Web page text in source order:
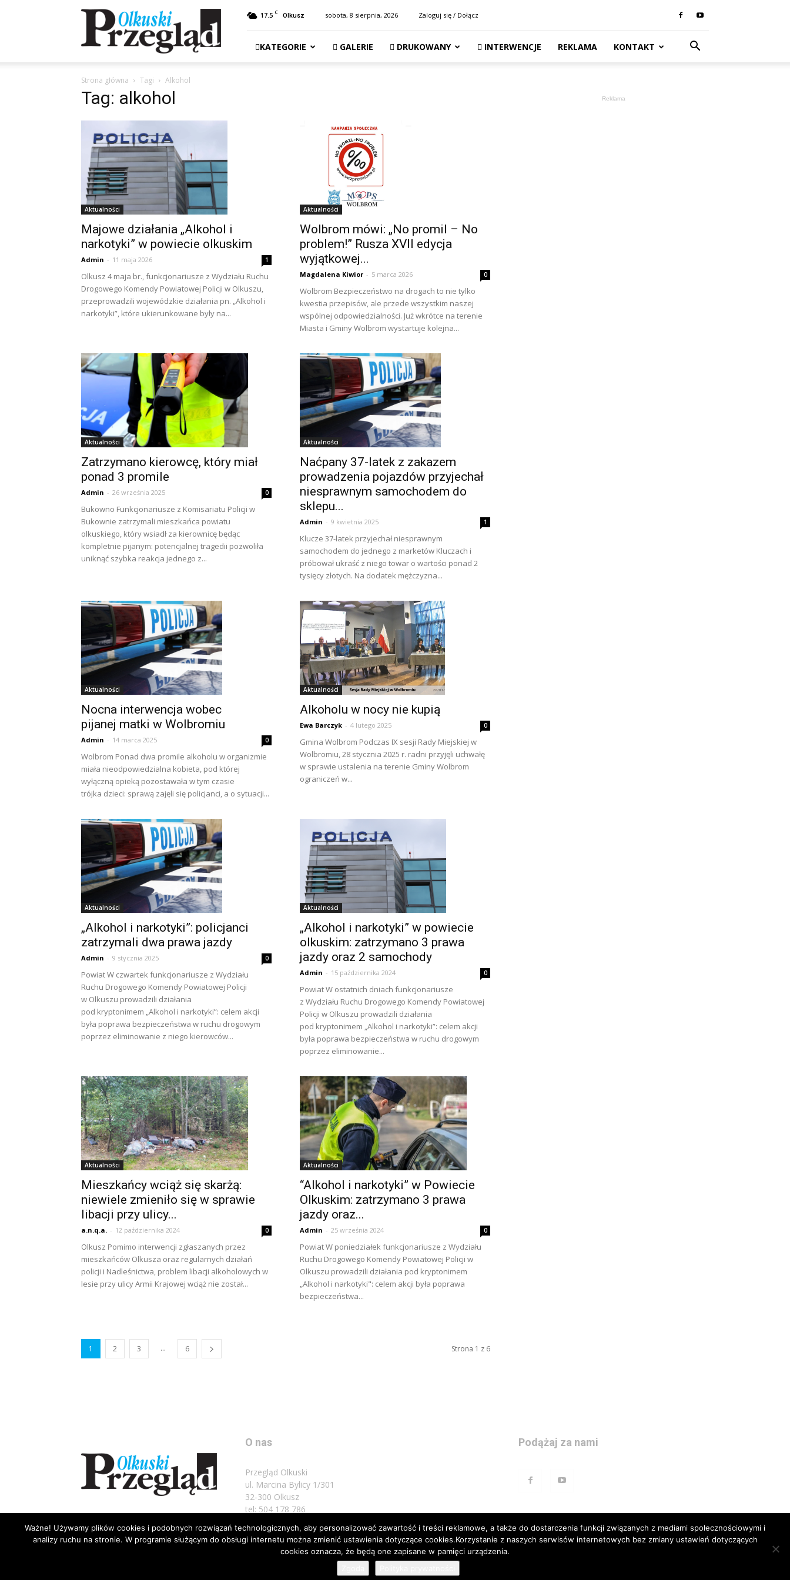
Przegląd
Olkuski
17.5 C Olkusz sobota, 8 sierpnia, 2026 Zaloguj się / Dołącz
KATEGORIE GALERIE DRUKOWANY INTERWENCJE REKLAMA KONTAKT
Strona główna Tagi Alkohol
Tag: alkohol
Aktualności
Majowe działania „Alkohol i
narkotyki” w powiecie olkuskim
Admin - 11 maja 2026 1
Olkusz 4 maja br., funkcjonariusze z Wydziału Ruchu
Drogowego Komendy Powiatowej Policji w Olkuszu,
przeprowadzili wojewódzkie działania pn. „Alkohol i
narkotyki”, które ukierunkowane były na...
Aktualności
Wolbrom mówi: „No promil – No
problem!” Rusza XVII edycja
wyjątkowej...
Magdalena Kiwior - 5 marca 2026 0
Wolbrom Bezpieczeństwo na drogach to nie tylko
kwestia przepisów, ale przede wszystkim naszej
wspólnej odpowiedzialności. Już wkrótce na terenie
Miasta i Gminy Wolbrom wystartuje kolejna...
Aktualności
Zatrzymano kierowcę, który miał
ponad 3 promile
Admin - 26 września 2025 0
Bukowno Funkcjonariusze z Komisariatu Policji w
Bukownie zatrzymali mieszkańca powiatu
olkuskiego, który wsiadł za kierownicę będąc
kompletnie pijanym: potencjalnej tragedii pozwoliła
uniknąć szybka reakcja jednego z...
Aktualności
Naćpany 37-latek z zakazem
prowadzenia pojazdów przyjechał
niesprawnym samochodem do
sklepu...
Admin - 9 kwietnia 2025 1
Klucze 37-latek przyjechał niesprawnym
samochodem do jednego z marketów Kluczach i
próbował ukraść z niego towar o wartości ponad 2
tysięcy złotych. Na dodatek mężczyzna...
Aktualności
Nocna interwencja wobec
pijanej matki w Wolbromiu
Admin - 14 marca 2025 0
Wolbrom Ponad dwa promile alkoholu w organizmie
miała nieodpowiedzialna kobieta, pod której
wyłączną opieką pozostawała w tym czasie
trójka dzieci: sprawą zajęli się policjanci, a o sytuacji...
Aktualności
Alkoholu w nocy nie kupią
Ewa Barczyk - 4 lutego 2025 0
Gmina Wolbrom Podczas IX sesji Rady Miejskiej w
Wolbromiu, 28 stycznia 2025 r. radni przyjęli uchwałę
w sprawie ustalenia na terenie Gminy Wolbrom
ograniczeń w...
Aktualności
„Alkohol i narkotyki”: policjanci
zatrzymali dwa prawa jazdy
Admin - 9 stycznia 2025 0
Powiat W czwartek funkcjonariusze z Wydziału
Ruchu Drogowego Komendy Powiatowej Policji
w Olkuszu prowadzili działania
pod kryptonimem „Alkohol i narkotyki”: celem akcji
była poprawa bezpieczeństwa w ruchu drogowym
poprzez eliminowanie z niego kierowców...
Aktualności
„Alkohol i narkotyki” w powiecie
olkuskim: zatrzymano 3 prawa
jazdy oraz 2 samochody
Admin - 15 października 2024 0
Powiat W ostatnich dniach funkcjonariusze
z Wydziału Ruchu Drogowego Komendy Powiatowej
Policji w Olkuszu prowadzili działania
pod kryptonimem „Alkohol i narkotyki”: celem akcji
była poprawa bezpieczeństwa w ruchu drogowym
poprzez eliminowanie...
Aktualności
Mieszkańcy wciąż się skarżą:
niewiele zmieniło się w sprawie
libacji przy ulicy...
a.n.q.a. - 12 października 2024 0
Olkusz Pomimo interwencji zgłaszanych przez
mieszkańców Olkusza oraz regularnych działań
policji i Nadleśnictwa, problem libacji alkoholowych w
lesie przy ulicy Armii Krajowej wciąż nie został...
Aktualności
“Alkohol i narkotyki” w Powiecie
Olkuskim: zatrzymano 3 prawa
jazdy oraz...
Admin - 25 września 2024 0
Powiat W poniedziałek funkcjonariusze z Wydziału
Ruchu Drogowego Komendy Powiatowej Policji w
Olkuszu prowadzili działania pod kryptonimem
„Alkohol i narkotyki": celem akcji była poprawa
bezpieczeństwa...
1 2 3 ... 6 Strona 1 z 6
Reklama
O nas
Przegląd Olkuski
ul. Marcina Bylicy 1/301
32-300 Olkusz
tel: 504 178 786
Napisz do nas: biuro@przeglad.olkuski.pl
Podążaj za nami
Ważne! Używamy plików cookies i podobnych rozwiązań technologicznych, aby personalizować zawartość i treści reklamowe, a także do dostarczenia funkcji związanych z mediami społecznościowymi i
analizy ruchu na stronie. W programie służącym do obsługi internetu można zmienić ustawienia dotyczące cookies.Korzystanie z naszych serwisów internetowych bez zmiany ustawień dotyczących
cookies oznacza, że będą one zapisane w pamięci urządzenia.